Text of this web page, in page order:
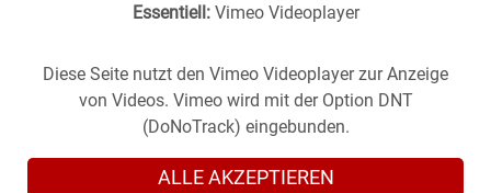
Stuttgart aus derVergangenheitin dieGegenwart
Historische Fotos aus Stuttgart im direkten Vergleich mit
zeitgenössischen Bildern.
Essentiell:Vimeo Videoplayer
Diese Seite nutzt den Vimeo Videoplayer zur Anzeige
von Videos. Vimeo wird mit der Option DNT
(DoNoTrack) eingebunden.
ALLE AKZEPTIEREN